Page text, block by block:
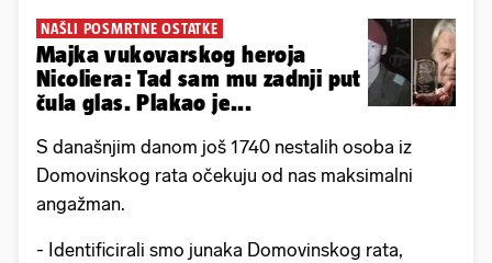
NAŠLI POSMRTNE OSTATKE
Majka vukovarskog heroja
Nicoliera: Tad sam mu zadnji put
čula glas. Plakao je...
S današnjim danom još 1740 nestalih osoba iz
Domovinskog rata očekuju od nas maksimalni
angažman.
- Identificirali smo junaka Domovinskog rata,